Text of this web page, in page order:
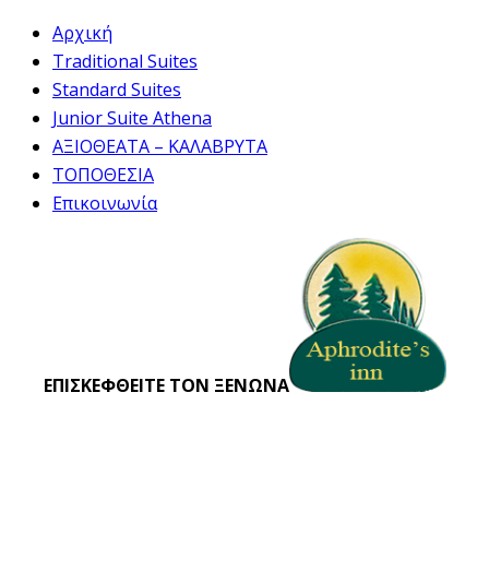
Αρχική
Traditional Suites
Standard Suites
Junior Suite Athena
ΑΞΙΟΘΕΑΤΑ – ΚΑΛΑΒΡΥΤΑ
ΤΟΠΟΘΕΣΙΑ
Επικοινωνία
ΕΠΙΣΚΕΦΘΕΙΤΕ ΤΟΝ ΞΕΝΩΝΑ